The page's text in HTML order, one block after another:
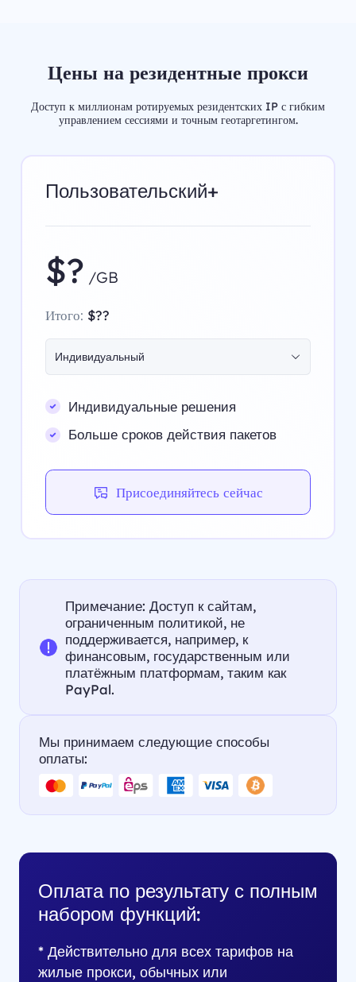
Цены на резидентные прокси
Доступ к миллионам ротируемых резидентских IP с гибким
управлением сессиями и точным геотаргетингом.
Пользовательский+
$? /GB
Итого: $??
Индивидуальный
Индивидуальные решения
Больше сроков действия пакетов
Присоединяйтесь сейчас
Примечание: Доступ к сайтам,
ограниченным политикой, не
поддерживается, например, к
финансовым, государственным или
платёжным платформам, таким как
PayPal.
Мы принимаем следующие способы
оплаты:
Оплата по результату с полным
набором функций:
* Действительно для всех тарифов на
жилые прокси, обычных или